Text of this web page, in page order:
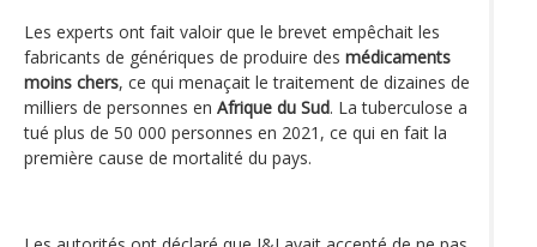
Les experts ont fait valoir que le brevet empêchait les
fabricants de génériques de produire des médicaments
moins chers, ce qui menaçait le traitement de dizaines de
milliers de personnes en Afrique du Sud. La tuberculose a
tué plus de 50 000 personnes en 2021, ce qui en fait la
première cause de mortalité du pays.